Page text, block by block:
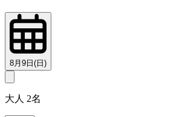
8月9日(日)
大人 2名